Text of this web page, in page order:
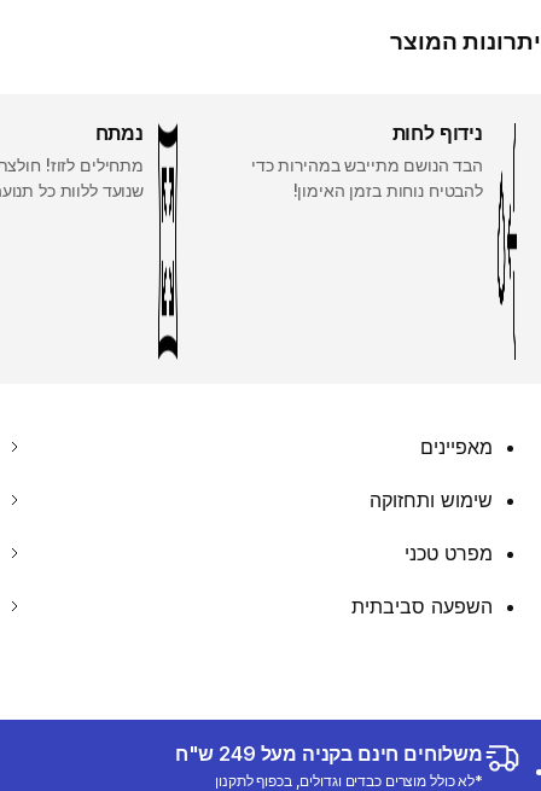
יתרונות המוצר
נידוף לחות
הבד הנושם מתייבש במהירות כדי
להבטיח נוחות בזמן האימון!
נמתח
מתחילים לזוז!
שנועד ללוות כל
מאפיינים
שימוש ותחזוקה
מפרט טכני
השפעה סביבתית
משלוחים חינם בקניה מעל 249 ש"ח
*לא כולל מוצרים כבדים וגדולים, בכפוף לתקנון